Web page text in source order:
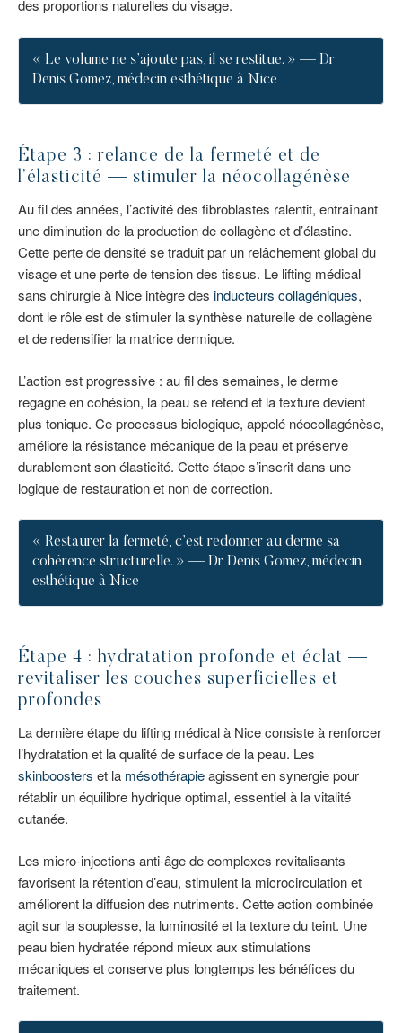
des proportions naturelles du visage.
« Le volume ne s’ajoute pas, il se restitue. » — Dr
Denis Gomez, médecin esthétique à Nice
Étape 3 : relance de la fermeté et de
l’élasticité — stimuler la néocollagénèse
Au fil des années, l’activité des fibroblastes ralentit, entraînant
une diminution de la production de collagène et d’élastine.
Cette perte de densité se traduit par un relâchement global du
visage et une perte de tension des tissus. Le lifting médical
sans chirurgie à Nice intègre des inducteurs collagéniques,
dont le rôle est de stimuler la synthèse naturelle de collagène
et de redensifier la matrice dermique.
L’action est progressive : au fil des semaines, le derme
regagne en cohésion, la peau se retend et la texture devient
plus tonique. Ce processus biologique, appelé néocollagénèse,
améliore la résistance mécanique de la peau et préserve
durablement son élasticité. Cette étape s’inscrit dans une
logique de restauration et non de correction.
« Restaurer la fermeté, c’est redonner au derme sa
cohérence structurelle. » — Dr Denis Gomez, médecin
esthétique à Nice
Étape 4 : hydratation profonde et éclat —
revitaliser les couches superficielles et
profondes
La dernière étape du lifting médical à Nice consiste à renforcer
l’hydratation et la qualité de surface de la peau. Les
skinboosters et la mésothérapieagissent en synergie pour
rétablir un équilibre hydrique optimal, essentiel à la vitalité
cutanée.
Les micro-injections anti-âge de complexes revitalisants
favorisent la rétention d’eau, stimulent la microcirculation et
améliorent la diffusion des nutriments. Cette action combinée
agit sur la souplesse, la luminosité et la texture du teint. Une
peau bien hydratée répond mieux aux stimulations
mécaniques et conserve plus longtemps les bénéfices du
traitement.